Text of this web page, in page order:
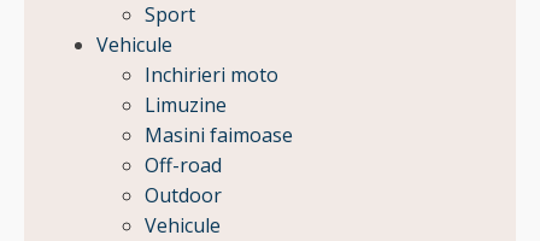
Sport
Vehicule
Inchirieri moto
Limuzine
Masini faimoase
Off-road
Outdoor
Vehicule